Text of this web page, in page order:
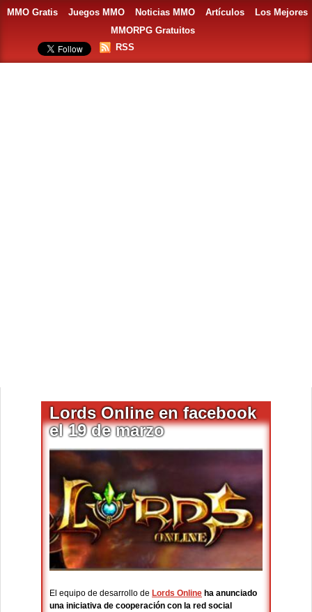
MMO Gratis Juegos MMO Noticias MMO Artículos
Los Mejores
MMORPG Gratuitos
RSS
Lords Online en facebook
el 19 de marzo
El equipo de desarrollo de Lords Online ha anunciado
una iniciativa de cooperación con la red social